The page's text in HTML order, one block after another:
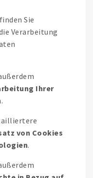
Sie
Verarbeitung
Ihrer
.
von Cookies
.